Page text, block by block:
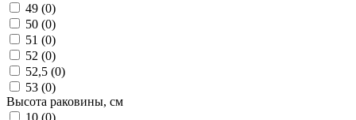
49 (0)
50 (0)
51 (0)
52 (0)
52,5 (0)
53 (0)
Высота раковины, см
10 (0)